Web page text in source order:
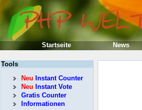
Tools
Neu Instant Counter
Neu Instant Vote
Gratis Counter
Informationen
Startseite News